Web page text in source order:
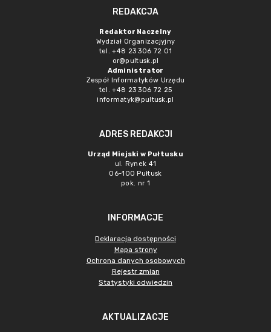
REDAKCJA
Redaktor Naczelny
Wydział Organizacjyjny
tel. +48 23 306 72 01
or@pultusk.pl
Administrator
Zespół Informatyków Urzędu
tel. +48 23 306 72 25
informatyk@pultusk.pl
ADRES REDAKCJI
Urząd Miejski w Pułtusku
ul. Rynek 41
06-100 Pułtusk
pok. nr 1
INFORMACJE
Deklaracja dostępności
Mapa strony
Ochrona danych osobowych
Rejestr zmian
Statystyki odwiedzin
AKTUALIZACJE